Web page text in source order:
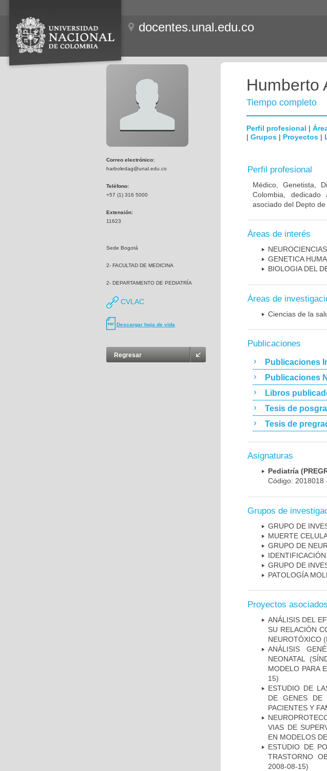
docentes.unal.edu.co
Correo electrónico:
harboledag@unal.edu.co
Teléfono:
+57 (1) 316 5000
Extensión:
11623
Sede Bogotá
2- FACULTAD DE MEDICINA
2- DEPARTAMENTO DE PEDIATRÍA
CVLAC
Descargar hoja de vida
Regresar
Humberto
Tiempo completo
Perfil profesional |
| Grupos | Proyectos |
Perfil profesional
Médico, Genetista,
Colombia, dedicado
asociado del Depto
Áreas de interés
NEUROCIENCIAS
GENETICA
BIOLOGIA DEL
Áreas de
Ciencias de la
Publicaciones
Publicaciones
Publicaciones
Libros
Tesis de
Tesis de
Asignaturas
Pediatría
Código: 2018018
Grupos de
GRUPO DE
MUERTE
GRUPO DE
GRUPO DE
PATOLOGÍA
Proyectos asociados
ANÁLISIS DEL
SU RELACIÓN
NEUROTÓXICO
ANÁLISIS
NEONATAL
MODELO PARA
15)
ESTUDIO DE
DE GENES DE
PACIENTES Y
VIAS DE
EN MODELOS
ESTUDIO DE
TRASTORNO
2008-08-15)